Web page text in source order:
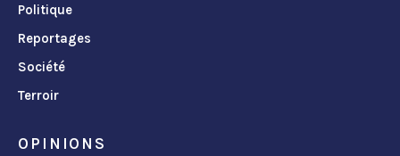
Politique
Reportages
Société
Terroir
OPINIONS